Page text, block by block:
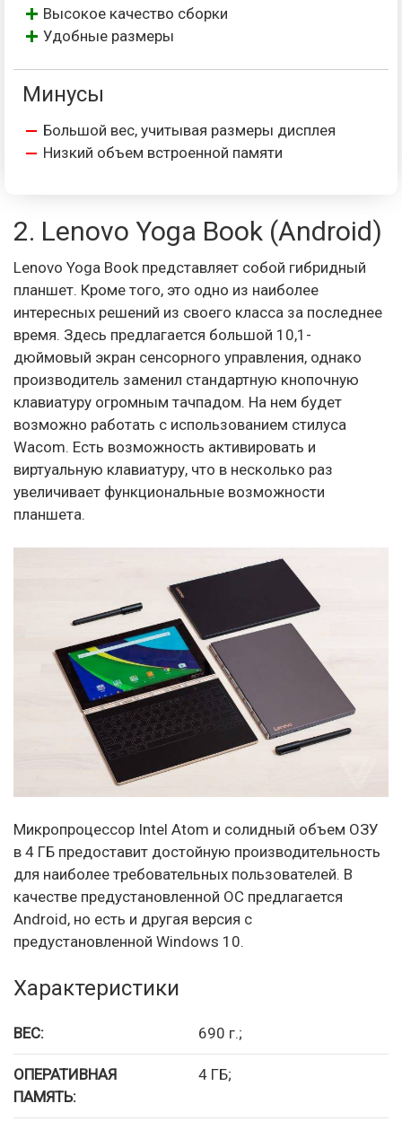
Высокое качество сборки
Удобные размеры
Минусы
Большой вес, учитывая размеры дисплея
Низкий объем встроенной памяти
2. Lenovo Yoga Book (Android)
Lenovo Yoga Book представляет собой гибридный
планшет. Кроме того, это одно из наиболее
интересных решений из своего класса за последнее
время. Здесь предлагается большой 10,1-
дюймовый экран сенсорного управления, однако
производитель заменил стандартную кнопочную
клавиатуру огромным тачпадом. На нем будет
возможно работать с использованием стилуса
Wacom. Есть возможность активировать и
виртуальную клавиатуру, что в несколько раз
увеличивает функциональные возможности
планшета.
Микропроцессор Intel Atom и солидный объем ОЗУ
в 4 ГБ предоставит достойную производительность
для наиболее требовательных пользователей. В
качестве предустановленной ОС предлагается
Android, но есть и другая версия с
предустановленной Windows 10.
Характеристики
ВЕС: 690 г.;
ОПЕРАТИВНАЯ
ПАМЯТЬ:
4 ГБ;